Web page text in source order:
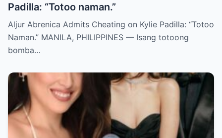
Padilla: “Totoo naman.”
Aljur Abrenica Admits Cheating on Kylie Padilla: “Totoo
Naman.” MANILA, PHILIPPINES — Isang totoong
bomba…